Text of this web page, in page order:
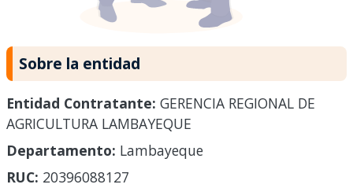
Sobre la entidad
Entidad Contratante: GERENCIA REGIONAL DE
AGRICULTURA LAMBAYEQUE
Departamento: Lambayeque
RUC: 20396088127